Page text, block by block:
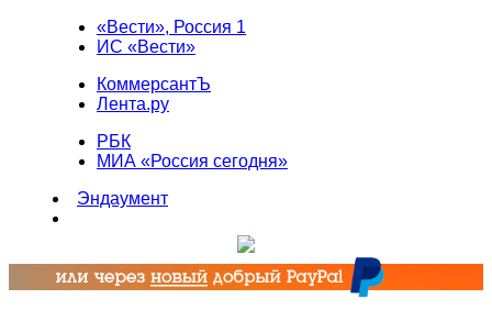
«Вести», Россия 1
ИС «Вести»
КоммерсантЪ
Лента.ру
РБК
МИА «Россия сегодня»
Эндаумент